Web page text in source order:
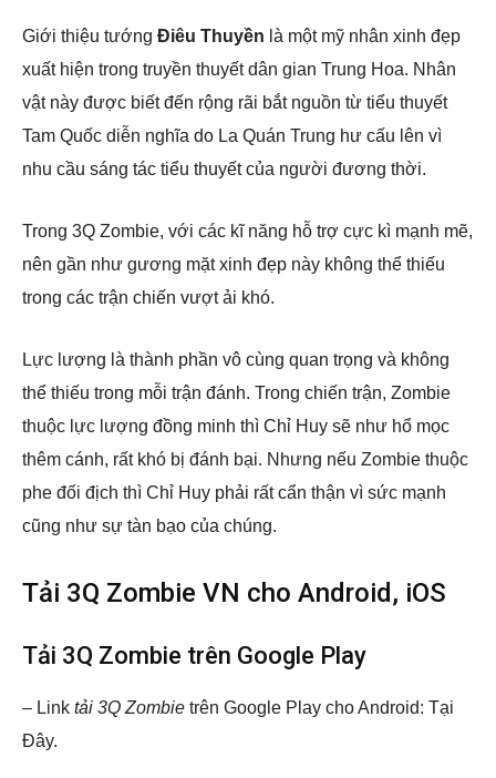
Giới thiệu tướng Điêu Thuyền là một mỹ nhân xinh đẹp
xuất hiện trong truyền thuyết dân gian Trung Hoa. Nhân
vật này được biết đến rộng rãi bắt nguồn từ tiểu thuyết
Tam Quốc diễn nghĩa do La Quán Trung hư cấu lên vì
nhu cầu sáng tác tiểu thuyết của người đương thời.
Trong 3Q Zombie, với các kĩ năng hỗ trợ cực kì mạnh mẽ,
nên gần như gương mặt xinh đẹp này không thể thiếu
trong các trận chiến vượt ải khó.
Lực lượng là thành phần vô cùng quan trọng và không
thể thiếu trong mỗi trận đánh. Trong chiến trận, Zombie
thuộc lực lượng đồng minh thì Chỉ Huy sẽ như hổ mọc
thêm cánh, rất khó bị đánh bại. Nhưng nếu Zombie thuộc
phe đối địch thì Chỉ Huy phải rất cẩn thận vì sức mạnh
cũng như sự tàn bạo của chúng.
Tải 3Q Zombie VN cho Android, iOS
Tải 3Q Zombie trên Google Play
– Link tải 3Q Zombie trên Google Play cho Android: Tại
Đây.